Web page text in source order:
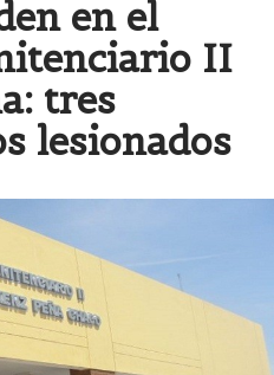
en el
II
tres
lesionados